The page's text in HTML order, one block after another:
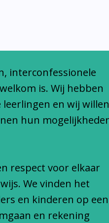
schitteren
is. Wij hebben
en wij willen
hun mogelijkheden
We vinden het
en kinderen op een
en rekening
van onze